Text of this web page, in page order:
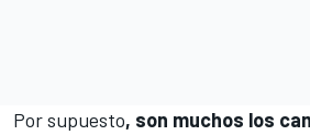
Por supuesto, son muchos los